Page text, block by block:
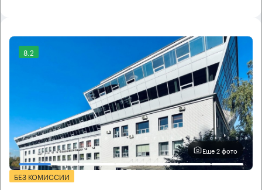
8.2
Еще 2 фото
БЕЗ КОМИССИИ